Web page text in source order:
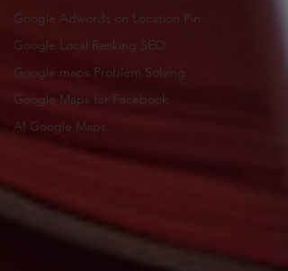
Google Adwords on Location Pin
Google Local Ranking SEO
Google maps Problem Solving
Google Maps for Facebook
AI Google Maps